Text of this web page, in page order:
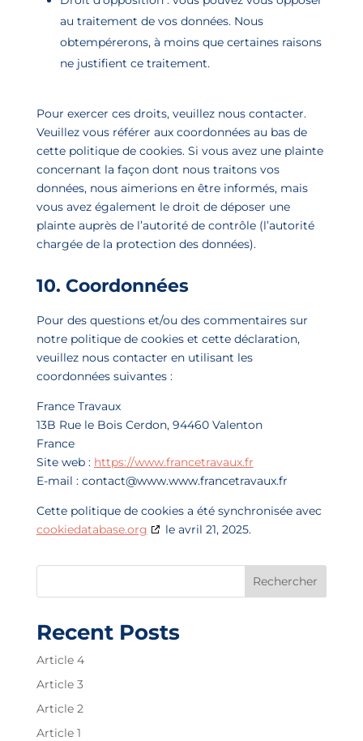
au traitement de vos données. Nous
obtempérerons, à moins que certaines raisons
ne justifient ce traitement.
Pour exercer ces droits, veuillez nous contacter.
Veuillez vous référer aux coordonnées au bas de
cette politique de cookies. Si vous avez une plainte
concernant la façon dont nous traitons vos
données, nous aimerions en être informés, mais
vous avez également le droit de déposer une
plainte auprès de l’autorité de contrôle (l’autorité
chargée de la protection des données).
10. Coordonnées
Pour des questions et/ou des commentaires sur
notre politique de cookies et cette déclaration,
veuillez nous contacter en utilisant les
coordonnées suivantes :
France Travaux
13B Rue le Bois Cerdon, 94460 Valenton
France
Site web : https://www.francetravaux.fr
E-mail : contact@www.www.francetravaux.fr
Cette politique de cookies a été synchronisée avec
cookiedatabase.org
le avril 21, 2025.
Rechercher
Recent Posts
Article 4
Article 3
Article 2
Article 1